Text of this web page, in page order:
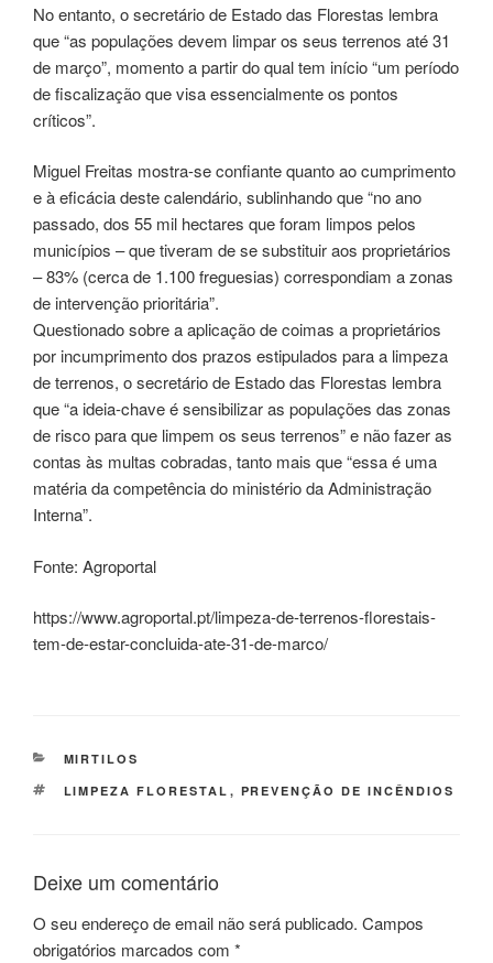
No entanto, o secretário de Estado das Florestas lembra
que “as populações devem limpar os seus terrenos até 31
de março”, momento a partir do qual tem início “um período
de fiscalização que visa essencialmente os pontos
críticos”.
Miguel Freitas mostra-se confiante quanto ao cumprimento
e à eficácia deste calendário, sublinhando que “no ano
passado, dos 55 mil hectares que foram limpos pelos
municípios – que tiveram de se substituir aos proprietários
– 83% (cerca de 1.100 freguesias) correspondiam a zonas
de intervenção prioritária”.
Questionado sobre a aplicação de coimas a proprietários
por incumprimento dos prazos estipulados para a limpeza
de terrenos, o secretário de Estado das Florestas lembra
que “a ideia-chave é sensibilizar as populações das zonas
de risco para que limpem os seus terrenos” e não fazer as
contas às multas cobradas, tanto mais que “essa é uma
matéria da competência do ministério da Administração
Interna”.
Fonte: Agroportal
https://www.agroportal.pt/limpeza-de-terrenos-florestais-
tem-de-estar-concluida-ate-31-de-marco/
CATEGORIAS
MIRTILOS
ETIQUETAS
LIMPEZA FLORESTAL , PREVENÇÃO DE INCÊNDIOS
Deixe um comentário
O seu endereço de email não será publicado. Campos
obrigatórios marcados com *